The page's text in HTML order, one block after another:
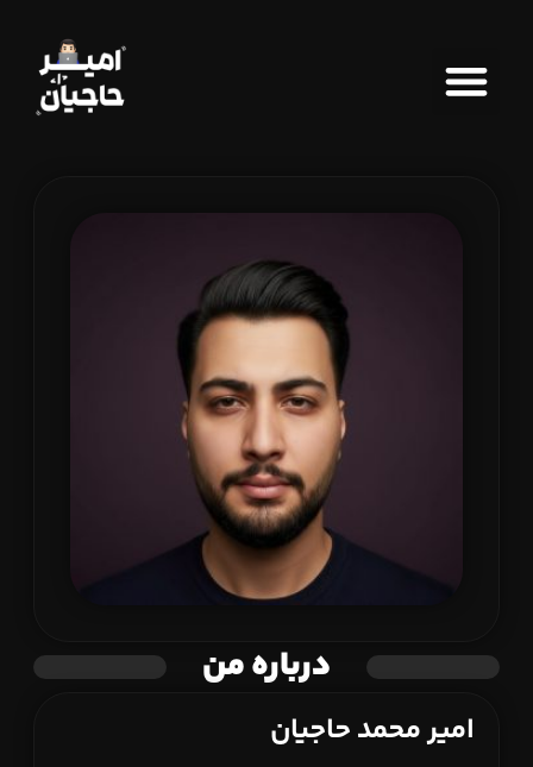
درباره من
امیر محمد حاجیان